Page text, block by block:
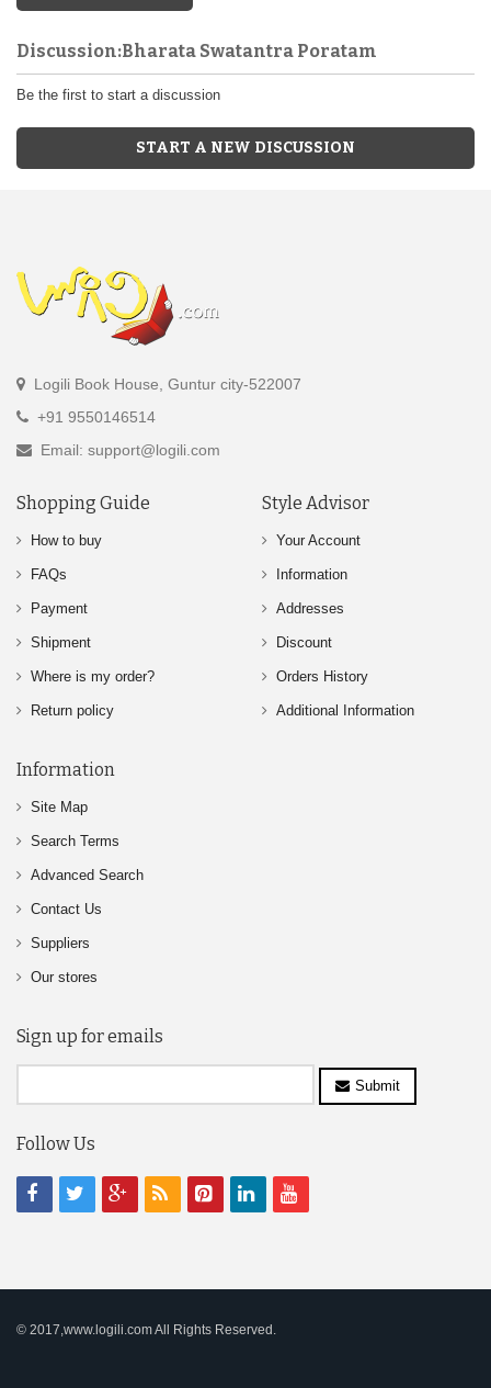
Discussion:Bharata Swatantra Poratam
Be the first to start a discussion
START A NEW DISCUSSION
Logili Book House, Guntur city-522007
+91 9550146514
Email: support@logili.com
Shopping Guide
How to buy
FAQs
Payment
Shipment
Where is my order?
Return policy
Style Advisor
Your Account
Information
Addresses
Discount
Orders History
Additional Information
Information
Site Map
Search Terms
Advanced Search
Contact Us
Suppliers
Our stores
Sign up for emails
Submit
Follow Us
© 2017,www.logili.com All Rights Reserved.